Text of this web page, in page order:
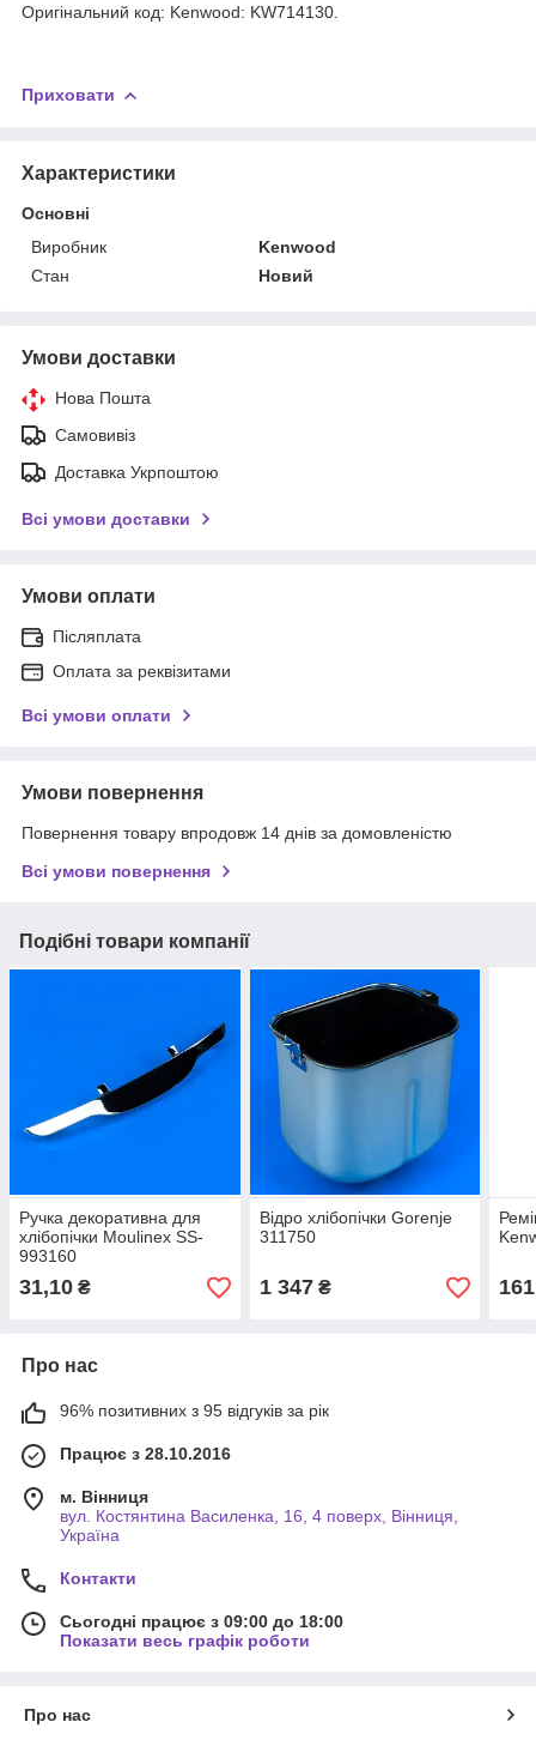
Оригінальний код: Kenwood: KW714130.
Приховати
Характеристики
Основні
Виробник
Kenwood
Стан
Новий
Умови доставки
Нова Пошта
Самовивіз
Доставка Укрпоштою
Всі умови доставки
Умови оплати
Післяплата
Оплата за реквізитами
Всі умови оплати
Умови повернення
Повернення товару впродовж 14 днів за домовленістю
Всі умови повернення
Подібні товари компанії
Ручка декоративна для
хлібопічки Moulinex SS-
993160
31,10 ₴
Відро хлібопічки Gorenje
311750
1 347₴ 161
Про нас
96% позитивних з 95 відгуків за рік
Працює з 28.10.2016
м. Вінниця
вул. Костянтина Василенка, 16, 4 поверх, Вінниця,
Україна
Контакти
Сьогодні працює з 09:00 до 18:00
Показати весь графік роботи
Про нас